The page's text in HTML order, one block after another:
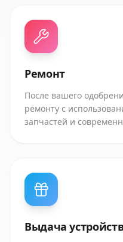
Ремонт
После вашего
ремонту с
запчастей и
Выдача